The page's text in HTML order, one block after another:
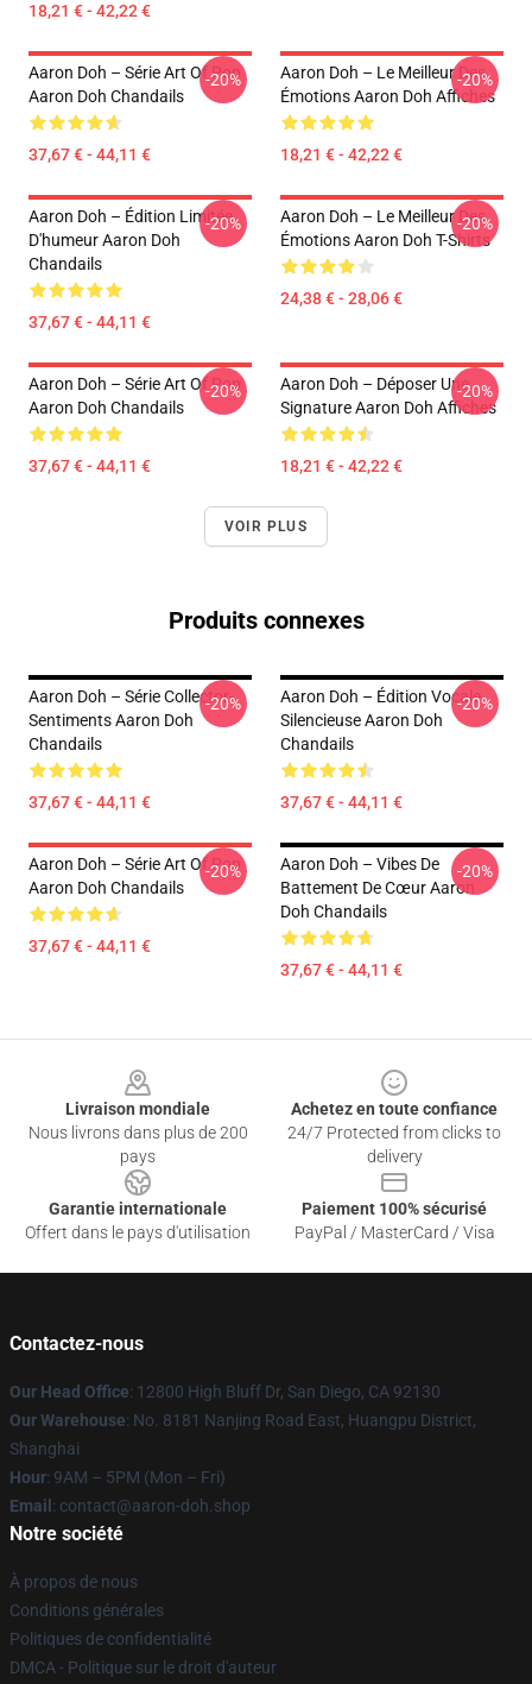
18,21 € - 42,22 €
Aaron Doh – Série Art Of Pop
Aaron Doh Chandails
37,67 € - 44,11 €
-20%
Aaron Doh – Le Meilleur Des
Émotions Aaron Doh Affiches
18,21 € - 42,22 €
-20%
Aaron Doh – Édition Limitée
D'humeur Aaron Doh
Chandails
37,67 € - 44,11 €
-20%
Aaron Doh – Le Meilleur Des
Émotions Aaron Doh T-Shirts
24,38 € - 28,06 €
-20%
Aaron Doh – Série Art Of Pop
Aaron Doh Chandails
37,67 € - 44,11 €
-20%
Aaron Doh – Déposer Une
Signature Aaron Doh Affiches
18,21 € - 42,22 €
-20%
VOIR PLUS
Produits connexes
Aaron Doh – Série Collector-
Sentiments Aaron Doh
Chandails
37,67 € - 44,11 €
-20%
Aaron Doh – Édition Vocale
Silencieuse Aaron Doh
Chandails
37,67 € - 44,11 €
-20%
Aaron Doh – Série Art Of Pop
Aaron Doh Chandails
37,67 € - 44,11 €
-20%
Aaron Doh – Vibes De
Battement De Cœur Aaron
Doh Chandails
37,67 € - 44,11 €
-20%
Livraison mondiale
Nous livrons dans plus de 200
pays
Achetez en toute confiance
24/7 Protected from clicks to
delivery
Garantie internationale
Offert dans le pays d'utilisation
Paiement 100% sécurisé
PayPal / MasterCard / Visa
Contactez-nous
Our Head Office: 12800 High Bluff Dr, San Diego, CA 92130
Our Warehouse: No. 8181 Nanjing Road East, Huangpu District,
Shanghai
Hour: 9AM – 5PM (Mon – Fri)
Email : contact@aaron-doh.shop
Notre société
À propos de nous
Conditions générales
Politiques de confidentialité
DMCA - Politique sur le droit d'auteur